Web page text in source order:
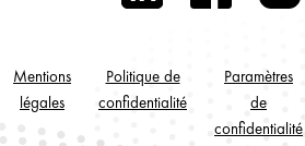
Mentions
légales
Politique de
confidentialité
Paramètres
de
confidentialité